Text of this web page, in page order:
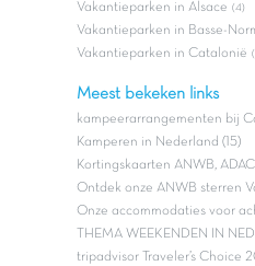
Vakantieparken in Alsace (4)
Vakantieparken in Basse-
Vakantieparken in Catalonië
Meest bekeken links
kampeerarrangementen bij
Kamperen in Nederland (15)
Kortingskaarten ANWB, ADAC
Ontdek onze ANWB sterren
Onze accommodaties voor
THEMA WEEKENDEN IN
tripadvisor Traveler’s Choice